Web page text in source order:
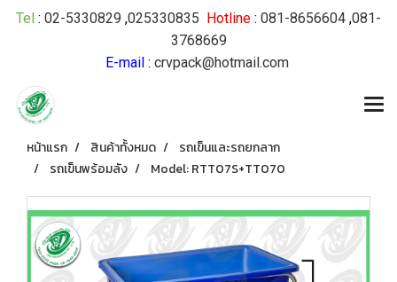
Tel : 02-5330829 ,025330835 Hotline : 081-8656604 ,081-
3768669
E-mail: crvpack@hotmail.com
หน้าแรก สินค้าทั้งหมด
รถเข็นและรถยกลาก
รถเข็นพร้อมลัง
Model: RTT07S+TT070